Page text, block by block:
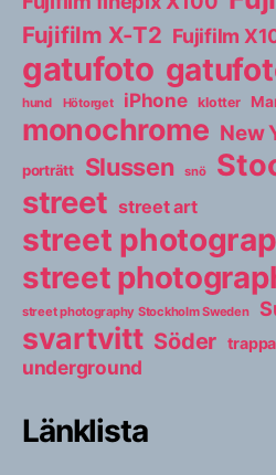
Fujifilm X-T2 Fujifilm
gatufoto
hund Hötorget iPhone klotter
monochrome New
porträtt Slussen snö
street street art
street
street
street photography Stockholm Sweden
svartvitt Söder trappa
underground
Länklista